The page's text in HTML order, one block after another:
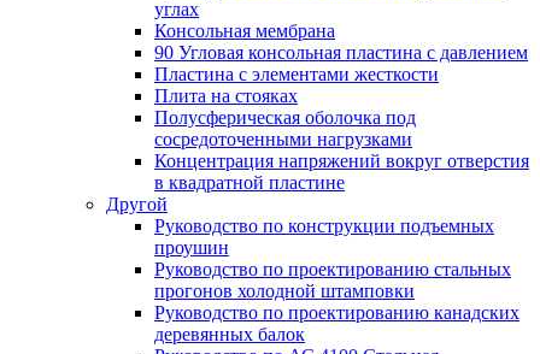
углах
Консольная мембрана
90 Угловая консольная пластина с давлением
Пластина с элементами жесткости
Плита на стояках
Полусферическая оболочка под
сосредоточенными нагрузками
Концентрация напряжений вокруг отверстия
в квадратной пластине
Другой
Руководство по конструкции подъемных
проушин
Руководство по проектированию стальных
прогонов холодной штамповки
Руководство по проектированию канадских
деревянных балок